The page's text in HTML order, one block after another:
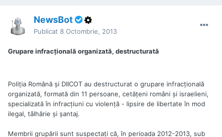
NewsBot
Publicat 8 Octombrie, 2013
Grupare infracțională organizată, destructurată
Poliția Română și DIICOT au destructurat o grupare infracțională
organizată, formată din 11 persoane, cetățeni români și israelieni,
specializată în infracțiuni cu violență - lipsire de libertate în mod
ilegal, tâlhărie şi şantaj.
Membrii grupării sunt suspectați că, în perioada 2012-2013, sub